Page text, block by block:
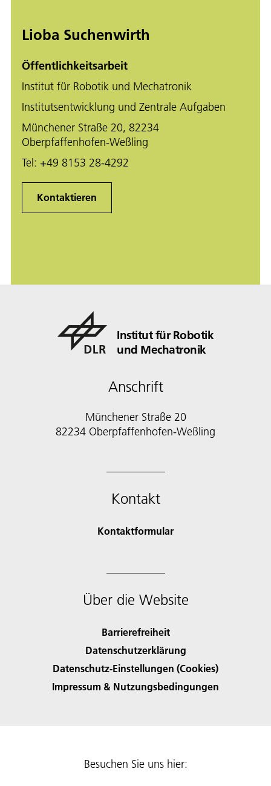
Lioba Suchenwirth
Öffentlichkeitsarbeit
Institut für Robotik und Mechatronik
Institutsentwicklung und Zentrale Aufgaben
Münchener Straße 20, 82234
Oberpfaffenhofen-Weßling
Tel: +49 8153 28-4292
Kontaktieren
Institut für Robotik
und Mechatronik
Anschrift
Münchener Straße 20
82234 Oberpfaffenhofen-Weßling
Kontakt
Kontaktformular
Über die Website
Barrierefreiheit
Datenschutzerklärung
Datenschutz-Einstellungen (Cookies)
Impressum & Nutzungsbedingungen
Besuchen Sie uns hier: